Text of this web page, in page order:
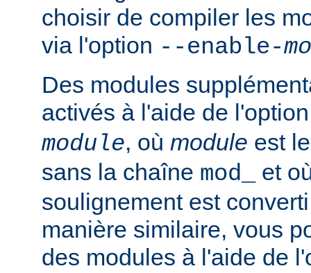
choisir de compiler les
via l'option --enable-
Des modules
activés à l'aide de
module, où module est
sans la chaîne mod_
et
soulignement est
manière similaire, vous
des modules à l'aide de